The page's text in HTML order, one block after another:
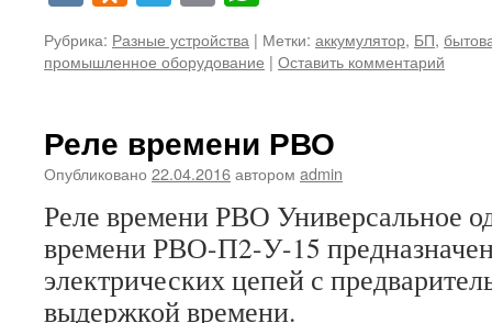
Рубрика: Разные устройства | Метки: аккумулятор, БП,
промышленное оборудование | Оставить комментарий
Реле времени РВО
Опубликовано 22.04.2016автором admin
Реле времени РВО Универсальное
времени РВО-П2-У-15
электрических цепей с
выдержкой времени.